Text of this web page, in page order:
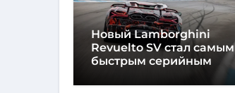
Новый Lamborghini
Revuelto SV стал самым
быстрым серийным
Хоккенхайме